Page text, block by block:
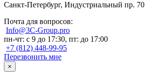
Санкт-Петербург, Индустриальный пр. 70
Почта для вопросов:
Info@3C-Group.pro
пн-чт: с 9 до 17:30, пт: до 17:00
+7 (812) 448-99-95
Перезвонить мне
×